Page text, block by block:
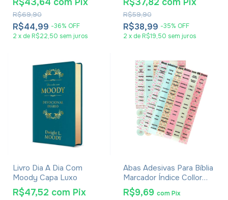
R$44,99 -36% OFF
R$69,90
2 x de R$22,50 sem juros
R$38,99 -35% OFF
R$59,90
2 x de R$19,50 sem juros
Livro Dia A Dia Com
Moody Capa Luxo
R$47,52 com Pix
Abas Adesivas Para Bíblia
Marcador Índice Collor
Pacote Com 2
R$9,69 com Pix